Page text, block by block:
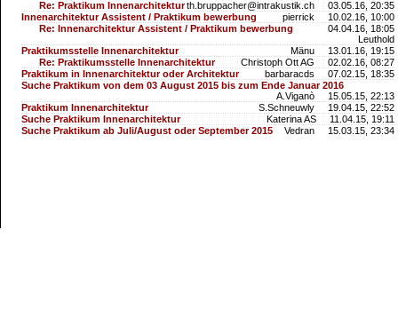
Re: Praktikum Innenarchitektur
03.05.16, 20:35
th.bruppacher@intrakustik.ch
Innenarchitektur Assistent / Praktikum bewerbung
10.02.16, 10:00
pierrick
Re: Innenarchitektur Assistent / Praktikum bewerbung
04.04.16, 18:05
Leuthold
Praktikumsstelle Innenarchitektur
13.01.16, 19:15
Mänu
Re: Praktikumsstelle Innenarchitektur
02.02.16, 08:27
Christoph Ott AG
Praktikum in Innenarchitektur oder Architektur
07.02.15, 18:35
barbaracds
Suche Praktikum von dem 03 August 2015 bis zum Ende Januar 2016
15.05.15, 22:13
A.Viganò
Praktikum Innenarchitektur
19.04.15, 22:52
S.Schneuwly
Suche Praktikum Innenarchitektur
11.04.15, 19:11
Katerina AS
Suche Praktikum ab Juli/August oder September 2015
15.03.15, 23:34
Vedran